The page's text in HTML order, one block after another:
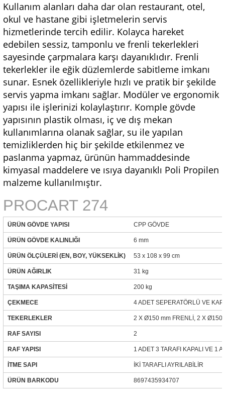
Kullanım alanları daha dar olan restaurant, otel,
okul ve hastane gibi işletmelerin servis
hizmetlerinde tercih edilir. Kolayca hareket
edebilen sessiz, tamponlu ve frenli tekerlekleri
sayesinde çarpmalara karşı dayanıklıdır. Frenli
tekerlekler ile eğik düzlemlerde sabitleme imkanı
sunar. Esnek özellikleriyle hızlı ve pratik bir şekilde
servis yapma imkanı sağlar. Modüler ve ergonomik
yapısı ile işlerinizi kolaylaştırır. Komple gövde
yapısının plastik olması, iç ve dış mekan
kullanımlarına olanak sağlar, su ile yapılan
temizliklerden hiç bir şekilde etkilenmez ve
paslanma yapmaz, ürünün hammaddesinde
kimyasal maddelere ve ısıya dayanıklı Poli Propilen
malzeme kullanılmıştır.
PROCART 274
ÜRÜN GÖVDE YAPISI CPP GÖVDE
ÜRÜN GÖVDE KALINLIĞI 6 mm
ÜRÜN ÖLÇÜLERİ (EN, BOY, YÜKSEKLİK) 53 x 108 x 99 cm
ÜRÜN AĞIRLIK 31 kg
TAŞIMA KAPASİTESİ 200 kg
ÇEKMECE 4 ADET SEPERATÖRLÜ VE
TEKERLEKLER 2 X Ø150 mm FRENLİ, 2 X Ø150
RAF SAYISI 2
RAF YAPISI 1 ADET 3 TARAFI KAPALI VE 1
İTME SAPI İKİ TARAFLI AYRILABİLİR
ÜRÜN BARKODU 8697435934707